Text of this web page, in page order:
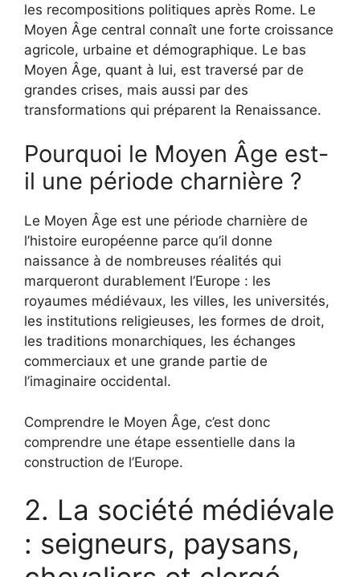
les recompositions politiques après Rome. Le
Moyen Âge central connaît une forte croissance
agricole, urbaine et démographique. Le bas
Moyen Âge, quant à lui, est traversé par de
grandes crises, mais aussi par des
transformations qui préparent la Renaissance.
Pourquoi le Moyen Âge est-
il une période charnière ?
Le Moyen Âge est une période charnière de
l’histoire européenne parce qu’il donne
naissance à de nombreuses réalités qui
marqueront durablement l’Europe : les
royaumes médiévaux, les villes, les universités,
les institutions religieuses, les formes de droit,
les traditions monarchiques, les échanges
commerciaux et une grande partie de
l’imaginaire occidental.
Comprendre le Moyen Âge, c’est donc
comprendre une étape essentielle dans la
construction de l’Europe.
2. La société médiévale
: seigneurs, paysans,